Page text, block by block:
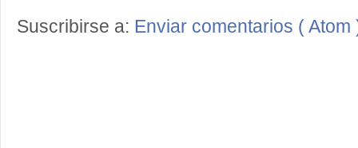
Suscribirse a: Enviar comentarios ( Atom